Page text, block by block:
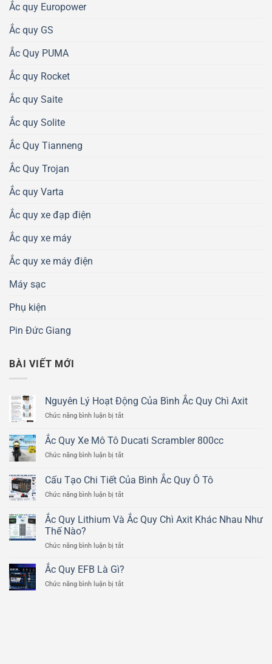
Ắc quy Europower
Ắc quy GS
Ắc Quy PUMA
Ắc quy Rocket
Ắc quy Saite
Ắc quy Solite
Ắc Quy Tianneng
Ắc Quy Trojan
Ắc quy Varta
Ắc quy xe đạp điện
Ắc quy xe máy
Ắc quy xe máy điện
Máy sạc
Phụ kiện
Pin Đức Giang
BÀI VIẾT MỚI
Nguyên Lý Hoạt Động Của Bình Ắc Quy Chì Axit
Chức năng bình luận bị tắt
Lý
Hoạt
Động
Bình
Quy
Axit
Ắc Quy Xe Mô Tô Ducati Scrambler 800cc
Chức năng bình luận bị tắt
Quy
Xe
Mô
Ducati
Scrambler
Cấu Tạo Chi Tiết Của Bình Ắc Quy Ô Tô
Chức năng bình luận bị tắt
Tạo
Chi
Của
Ắc
Ô
Ắc Quy Lithium Và Ắc Quy Chì Axit Khác Nhau Như
Thế Nào?
Chức năng bình luận bị tắt
Quy
Và
Ắc Quy EFB Là Gì?
Chức năng bình luận bị tắt